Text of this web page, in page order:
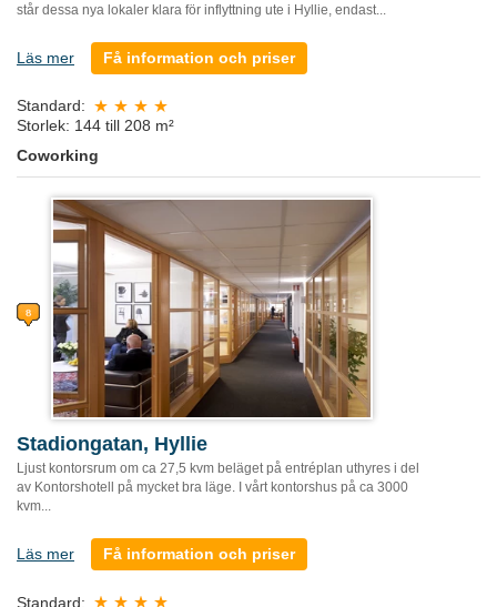
står dessa nya lokaler klara för inflyttning ute i Hyllie, endast...
Läs mer Få information och priser
Standard:
Storlek: 144 till 208 m²
Coworking
Stadiongatan, Hyllie
Ljust kontorsrum om ca 27,5 kvm beläget på entréplan uthyres i del
av Kontorshotell på mycket bra läge. I vårt kontorshus på ca 3000
kvm...
Läs mer Få information och priser
Standard: